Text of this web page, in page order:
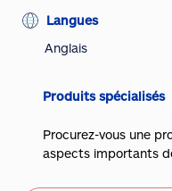
Langues
Anglais
Produits spécialisés
Procurez-vous une
aspects importants